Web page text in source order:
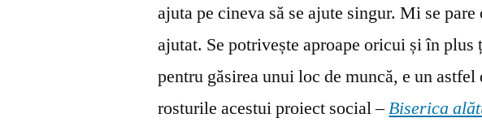
ajuta pe cineva să se ajute singur. Mi se
ajutat. Se potrivește aproape oricui și în
pentru găsirea unui loc de muncă, e un
rosturile acestui proiect social –Biserica